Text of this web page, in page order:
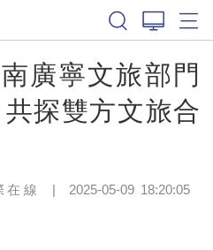
廣寧文旅部門
探雙方文旅合
在線 | 2025-05-09 18:20:05